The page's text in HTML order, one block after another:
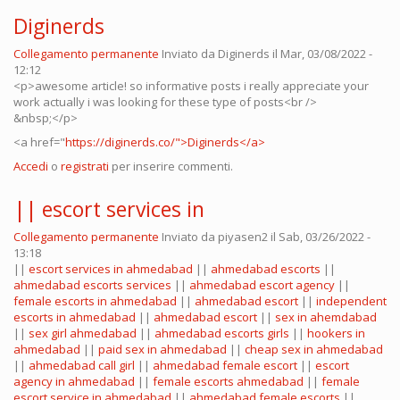
Diginerds
Collegamento permanente Inviato da Diginerds il Mar, 03/08/2022 -
12:12
<p>awesome article! so informative posts i really appreciate your
work actually i was looking for these type of posts<br />
&nbsp;</p>
<a href="https://diginerds.co/">Diginerds</a>
Accedi o registrati per inserire commenti.
|| escort services in
Collegamento permanente Inviato da piyasen2 il Sab, 03/26/2022 -
13:18
|| escort services in ahmedabad || ahmedabad escorts ||
ahmedabad escorts services || ahmedabad escort agency ||
female escorts in ahmedabad || ahmedabad escort || independent
escorts in ahmedabad || ahmedabad escort || sex in ahemdabad
|| sex girl ahmedabad || ahmedabad escorts girls || hookers in
ahmedabad || paid sex in ahmedabad || cheap sex in ahmedabad
|| ahmedabad call girl || ahmedabad female escort || escort
agency in ahmedabad || female escorts ahmedabad || female